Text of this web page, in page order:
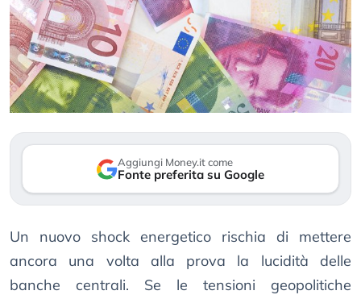
Aggiungi Money.it come
Fonte preferita su Google
Un nuovo shock energetico rischia di mettere
ancora una volta alla prova la lucidità delle
banche centrali. Se le tensioni geopolitiche